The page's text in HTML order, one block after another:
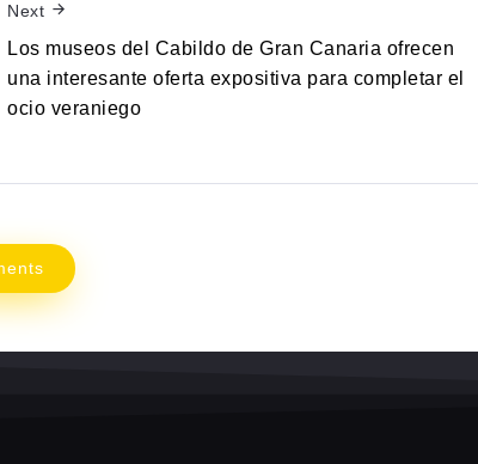
Next
Los museos del Cabildo de Gran Canaria ofrecen
una interesante oferta expositiva para completar el
ocio veraniego